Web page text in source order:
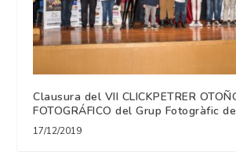
Clausura del VII CLICKPETRER
FOTOGRÁFICO del Grup Fotogràfic
17/12/2019